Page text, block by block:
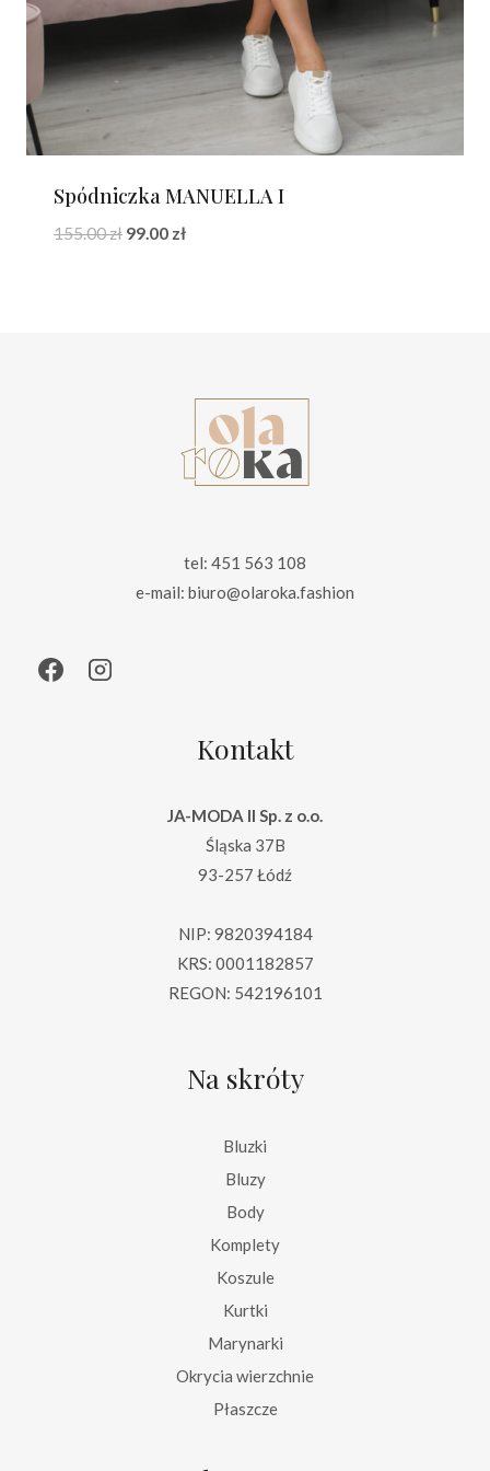
Spódniczka MANUELLA I
155.00zł Pierwotna
99.00 złAktualna
tel: 451 563 108
e-mail: biuro@olaroka.fashion
Kontakt
JA-MODA II Sp. z o.o.
Śląska 37B
93-257 Łódź
NIP: 9820394184
KRS: 0001182857
REGON: 542196101
Na skróty
Bluzki
Bluzy
Body
Komplety
Koszule
Kurtki
Marynarki
Okrycia wierzchnie
Płaszcze